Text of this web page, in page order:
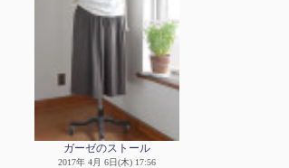
ガーゼのストール
2017年 4月 6日(木) 17:56